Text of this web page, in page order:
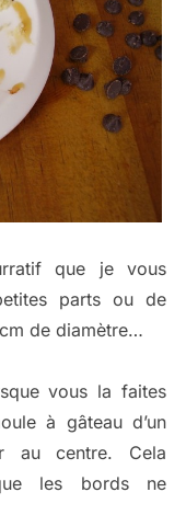
que je vous
parts ou de
de diamètre…
vous la faites
à gâteau d’un
au centre. Cela
les bords ne